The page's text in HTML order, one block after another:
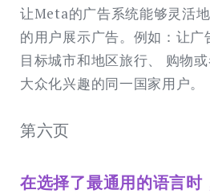
让Meta的广告系统能够灵活
的用户展示广告。例如：让
目标城市和地区旅行、 购物
大众化兴趣的同一国家用户。
第六页
在选择了最通用的语言时